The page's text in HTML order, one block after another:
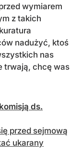
wymiarem
z takich
nadużyć, ktoś
nas
trwają, chcę was
ds.
przed sejmową
ukarany